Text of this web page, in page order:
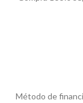
Método de